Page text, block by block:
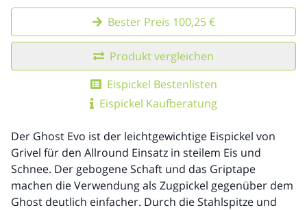
Bester Preis 100,25 €
Produkt vergleichen
Eispickel Bestenlisten
Eispickel Kaufberatung
Der Ghost Evo ist der leichtgewichtige Eispickel von
Grivel für den Allround Einsatz in steilem Eis und
Schnee. Der gebogene Schaft und das Griptape
machen die Verwendung als Zugpickel gegenüber dem
Ghost deutlich einfacher. Durch die Stahlspitze und